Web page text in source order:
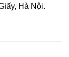
Hà Nội.